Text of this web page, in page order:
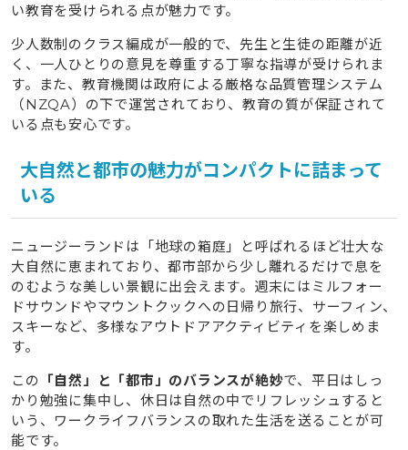
い教育を受けられる点が魅力です。
少人数制のクラス編成が一般的で、先生と生徒の距離が近
く、一人ひとりの意見を尊重する丁寧な指導が受けられま
す。また、教育機関は政府による厳格な品質管理システム
（NZQA）の下で運営されており、教育の質が保証されて
いる点も安心です。
大自然と都市の魅力がコンパクトに詰まって
いる
ニュージーランドは「地球の箱庭」と呼ばれるほど壮大な
大自然に恵まれており、都市部から少し離れるだけで息を
のむような美しい景観に出会えます。週末にはミルフォー
ドサウンドやマウントクックへの日帰り旅行、サーフィン、
スキーなど、多様なアウトドアアクティビティを楽しめま
す。
この 「自然」と「都市」のバランスが絶妙で、平日はしっ
かり勉強に集中し、休日は自然の中でリフレッシュすると
いう、ワークライフバランスの取れた生活を送ることが可
能です。